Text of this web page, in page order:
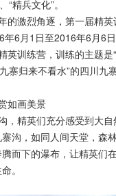
“精兵文化”。
的激烈角逐，第一届精
6月1日至2016年6月6日
英训练营，训练的主题是
寨归来不看水”的四川九
如画美景
，精英们充分感受到大
沟，如同人间天堂，森
而下的瀑布，让精英们
。